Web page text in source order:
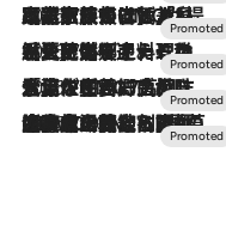
2026.7.31
【ホテル帰省】という選択肢をOMOが提案。家族とほどよい距離を保つには「昼は実家、夜は気兼ねなくホテルで！」
2026.7.24
【夏限定ディナーコース】旬を迎える稚鮎や花ズッキーニなどをイタリア・トスカーナの郷土料理の手法で満喫！
2026.7.17
「土佐和ハーブかき氷」がOMO7高知に登場！生姜、山椒、大葉など目にも舌にも涼を呼ぶ郷土の味
2026.7.10
NEW OPEN！【界 草津】名湯の地に誕生。趣の異なる2種の温泉と上州ならではの会席・蕎麦割烹など美食を味わう究極の癒やし旅